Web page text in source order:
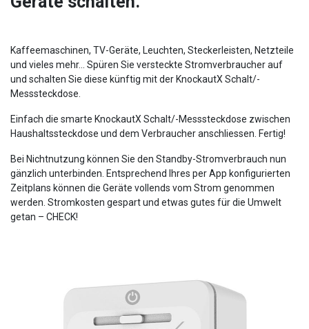
Kaffeemaschinen, TV-Geräte, Leuchten, Steckerleisten, Netzteile
und vieles mehr... Spüren Sie versteckte Stromverbraucher auf
und schalten Sie diese künftig mit der KnockautX Schalt/-
Messsteckdose.
Einfach die smarte KnockautX Schalt/-Messsteckdose zwischen
Haushaltssteckdose und dem Verbraucher anschliessen. Fertig!
Bei Nichtnutzung können Sie den Standby-Stromverbrauch nun
gänzlich unterbinden. Entsprechend Ihres per App konfigurierten
Zeitplans können die Geräte vollends vom Strom genommen
werden. Stromkosten gespart und etwas gutes für die Umwelt
getan – CHECK!